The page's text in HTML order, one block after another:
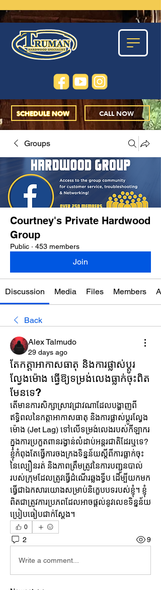
CALL NOW
SCHEDULE NOW
Groups
Courtney's Private Hardwood
Group
Public · 453 members
Join
Discussion Media Files Members
Back
Alex Talmudo
29 days ago
តែកត្តាអាកាសធាតុ និងការផ្លាស់ប្តូរ
ល្វែងម៉ោង ធ្វើឱ្យទម្រង់លេងធ្លាក់ចុះពិត
មែនទេ?
តើមានការសិក្សាស្រាវជ្រាវណាដែលបង្ហាញពី
ឥទ្ធិពលនៃកត្តាអាកាសធាតុ និងការផ្លាស់ប្តូរល្វែង
ម៉ោង (Jet Lag) ទៅលើទម្រង់លេងរបស់កីឡាករ
ក្នុងការប្រកួតពានរង្វាន់លំដាប់អន្តរជាតិដែរឬទេ?
ខ្ញុំកំពុងតែធ្វើការចងក្រងទិន្នន័យស្តីពីការធ្លាក់ចុះ
នៃល្បឿនរត់ និងភាពត្រឹមត្រូវនៃការបញ្ជូនបាល់
របស់ក្រុមដែលត្រូវធ្វើដំណើរឆ្លងទ្វីប ដើម្បីយកមក
ធ្វើជាឯកសារយោងសម្រាប់និក្ខេបបទរបស់ខ្ញុំ។ ខ្ញុំ
ពិតជាត្រូវការប្រភពដែលអាចផ្តល់នូវលេខទិន្នន័យ
ប្រៀបធៀបជាក់ស្តែង។
0
2 9
Write a comment...